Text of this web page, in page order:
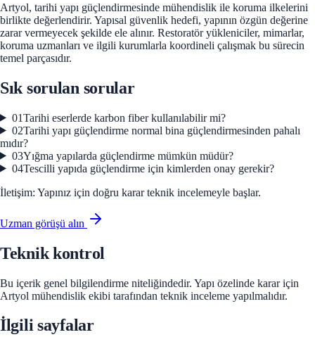
Artyol, tarihi yapı güçlendirmesinde mühendislik ile koruma ilkelerini
birlikte değerlendirir. Yapısal güvenlik hedefi, yapının özgün değerine
zarar vermeyecek şekilde ele alınır. Restoratör yükleniciler, mimarlar,
koruma uzmanları ve ilgili kurumlarla koordineli çalışmak bu sürecin
temel parçasıdır.
Sık sorulan sorular
01Tarihi eserlerde karbon fiber kullanılabilir mi?
02Tarihi yapı güçlendirme normal bina güçlendirmesinden pahalı
mıdır?
03Yığma yapılarda güçlendirme mümkün müdür?
04Tescilli yapıda güçlendirme için kimlerden onay gerekir?
İletişim: Yapınız için doğru karar teknik incelemeyle başlar.
Uzman görüşü alın
Teknik kontrol
Bu içerik genel bilgilendirme niteliğindedir. Yapı özelinde karar için
Artyol mühendislik ekibi tarafından teknik inceleme yapılmalıdır.
İlgili sayfalar